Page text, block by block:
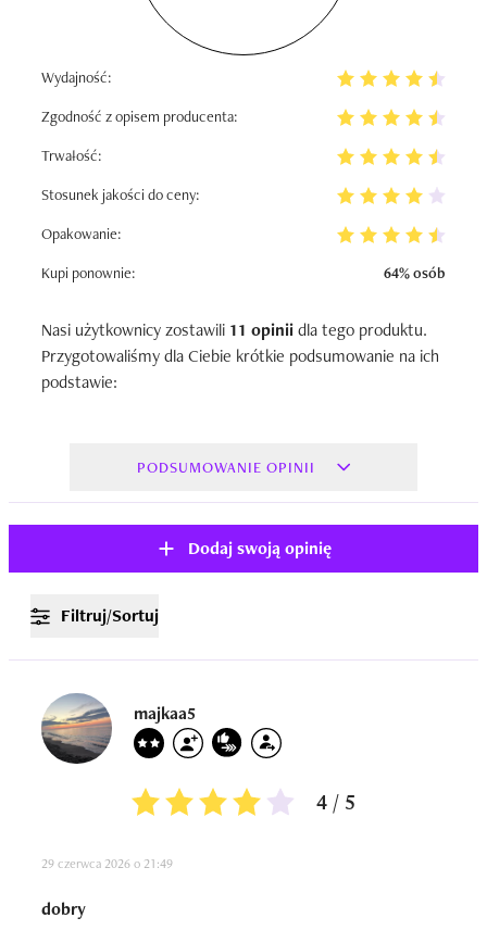
Wydajność:
Zgodność z opisem producenta:
Trwałość:
Stosunek jakości do ceny:
Opakowanie:
Kupi ponownie:
64% osób
Nasi użytkownicy zostawili 11 opiniidla tego produktu.
Przygotowaliśmy dla Ciebie krótkie podsumowanie na ich
podstawie:
PODSUMOWANIE OPINII
Dodaj swoją opinię
Filtruj/Sortuj
majkaa5
4 / 5
29 czerwca 2026 o 21:49
dobry